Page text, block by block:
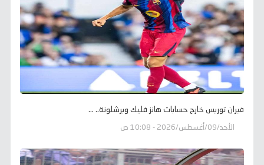
فيران توريس خارج حسابات هانز فليك وبرشلونة.. ...
الأحد/09/أغسطس/2026 - 10:08 ص